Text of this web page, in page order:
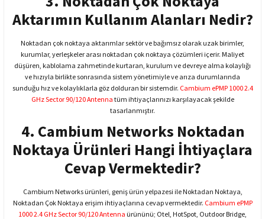
Aktarımın Kullanım Alanları Nedir?
Noktadan çok noktaya aktarımlar sektör ve bağımsız olarak uzak birimler,
kurumlar, yerleşkeler arası noktadan çok noktaya çözümleri içerir. Maliyet
düşüren, kablolama zahmetinde kurtaran, kurulum ve devreye alma kolaylığı
ve hızıyla birlikte sonrasında sistem yönetimiyle ve arıza durumlarında
sunduğu hız ve kolaylıklarla göz dolduran bir sistemdir. Cambium ePMP 1000 2.4
GHz Sector 90/120 Antenna tüm ihtiyaçlarınızı karşılayacak şekilde
tasarlanmıştır.
4. Cambium Networks Noktadan
Noktaya Ürünleri Hangi İhtiyaçlara
Cevap Vermektedir?
Cambium Networks ürünleri, geniş ürün yelpazesi ile Noktadan Noktaya,
Noktadan Çok Noktaya erişim ihtiyaçlarına cevap vermektedir. Cambium ePMP
1000 2.4 GHz Sector 90/120 Antenna ürününü; Otel, HotSpot, Outdoor Bridge,